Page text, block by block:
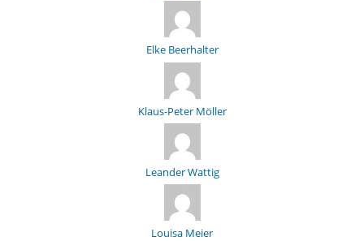
Elke Beerhalter
Klaus-Peter Möller
Leander Wattig
Louisa Meier